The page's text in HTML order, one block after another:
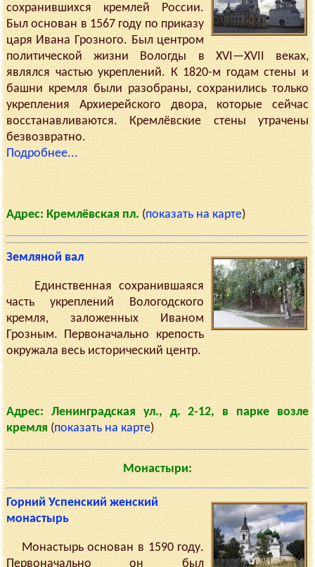
сохранившихся кремлей России.
Был основан в 1567 году по приказу
царя Ивана Грозного. Был центром
политической жизни Вологды в XVI—XVII веках,
являлся частью укреплений. К 1820-м годам стены и
башни кремля были разобраны, сохранились только
укрепления Архиерейского двора, которые сейчас
восстанавливаются. Кремлёвские стены утрачены
безвозвратно.
Подробнее...
Адрес: Кремлёвская пл. (показать на карте)
Земляной вал
Единственная сохранившаяся
часть укреплений Вологодского
кремля, заложенных Иваном
Грозным. Первоначально крепость
окружала весь исторический центр.
Адрес: Ленинградская ул., д. 2-12, в парке возле
кремля (показать на карте)
Монастыри:
Горний Успенский женский
монастырь
Монастырь основан в 1590 году.
Первоначально он был